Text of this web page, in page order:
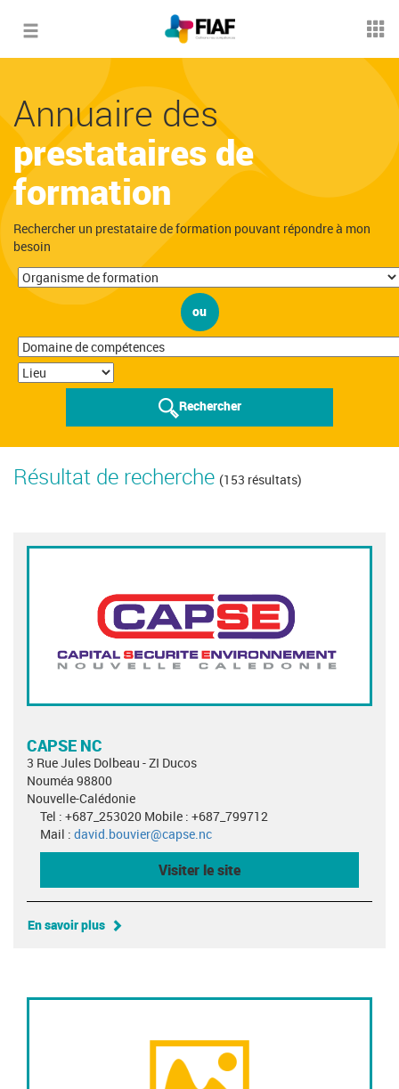
Toggle
Annuaire des
prestataires de
formation
Rechercher un prestataire de formation pouvant répondre à mon
besoin
ou
Rechercher
Résultat de recherche (153 résultats)
CAPSE NC
3 Rue Jules Dolbeau - ZI Ducos
Nouméa 98800
Nouvelle-Calédonie
Tel : +687_253020 Mobile : +687_799712
Mail : david.bouvier@capse.nc
Visiter le site
En savoir plus